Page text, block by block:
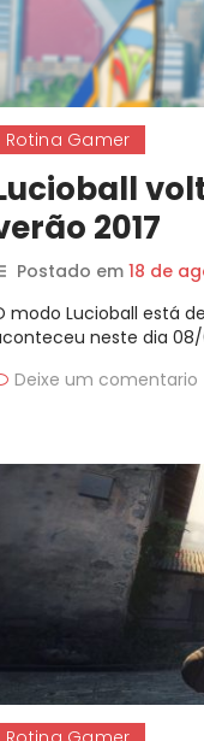
Rotina Gamer
2017
Postado em 18 de
modo Lucioball está
neste dia
Deixe um comentario